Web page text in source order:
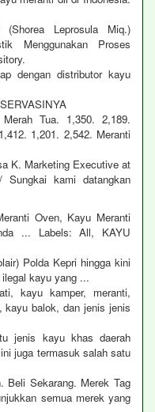
Leprosula Miq.)
Menggunakan Proses
dengan distributor kayu
Tua. 1,350. 2,189.
1,201. 2,542. Meranti
K. Marketing Executive at
kami datangkan
Oven, Kayu Meranti
... Labels: All, KAYU
Polda Kepri hingga kini
kayu yang ...
kayu kamper, meranti,
kayu balok, dan jenis jenis
jenis kayu khas daerah
juga termasuk salah satu
Beli Sekarang. Merek Tag
semua merek yang